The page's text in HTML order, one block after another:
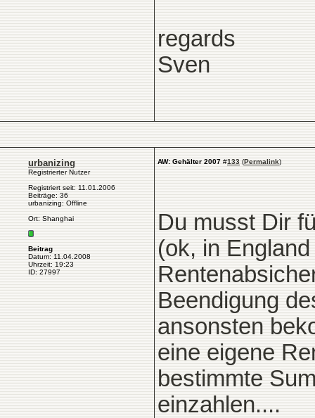
regards
Sven
urbanizing
Registrierter Nutzer
Registriert seit: 11.01.2006
Beiträge: 36
urbanizing: Offline
Ort: Shanghai
Beitrag
Datum: 11.04.2008
Uhrzeit: 19:23
ID: 27997
AW: Gehälter 2007 #133 (Permalink)
Du musst Dir
(ok, in
Beendigung
ansonsten
eine eigene
bestimmte
einzahlen....